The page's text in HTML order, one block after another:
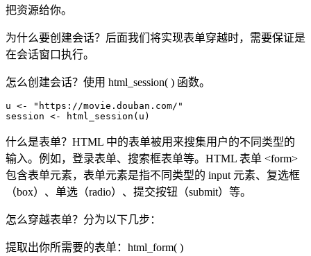
把资源给你。
为什么要创建会话？后面我们将实现表单穿越时，需要保证是
在会话窗口执行。
怎么创建会话？使用 html_session( ) 函数。
u <- "https://movie.douban.com/"
什么是表单？HTML 中的表单被用来搜集用户的不同类型的
输入。例如，登录表单、搜索框表单等。HTML 表单 <form>
包含表单元素，表单元素是指不同类型的 input 元素、复选框
（box）、单选（radio）、提交按钮（submit）等。
怎么穿越表单？分为以下几步：
提取出你所需要的表单：html_form( )